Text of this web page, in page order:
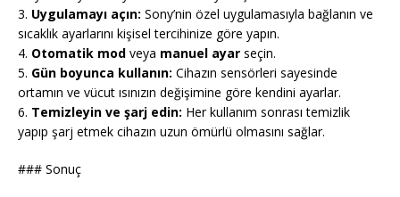
3. Uygulamayı açın: Sony’nin özel uygulamasıyla bağlanın ve
sıcaklık ayarlarını kişisel tercihinize göre yapın.
4. Otomatik mod veya manuel ayar seçin.
5. Gün boyunca kullanın: Cihazın sensörleri sayesinde
ortamın ve vücut ısınızın değişimine göre kendini ayarlar.
6. Temizleyin ve şarj edin: Her kullanım sonrası temizlik
yapıp şarj etmek cihazın uzun ömürlü olmasını sağlar.
### Sonuç